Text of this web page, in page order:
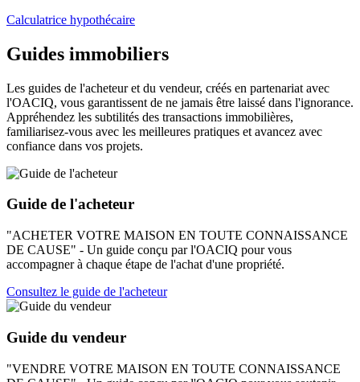
Calculatrice hypothécaire
Guides immobiliers
Les guides de l'acheteur et du vendeur, créés en partenariat avec
l'OACIQ, vous garantissent de ne jamais être laissé dans l'ignorance.
Appréhendez les subtilités des transactions immobilières,
familiarisez-vous avec les meilleures pratiques et avancez avec
confiance dans vos projets.
Guide de l'acheteur
"ACHETER VOTRE MAISON EN TOUTE CONNAISSANCE
DE CAUSE" - Un guide conçu par l'OACIQ pour vous
accompagner à chaque étape de l'achat d'une propriété.
Consultez le guide de l'acheteur
Guide du vendeur
"VENDRE VOTRE MAISON EN TOUTE CONNAISSANCE